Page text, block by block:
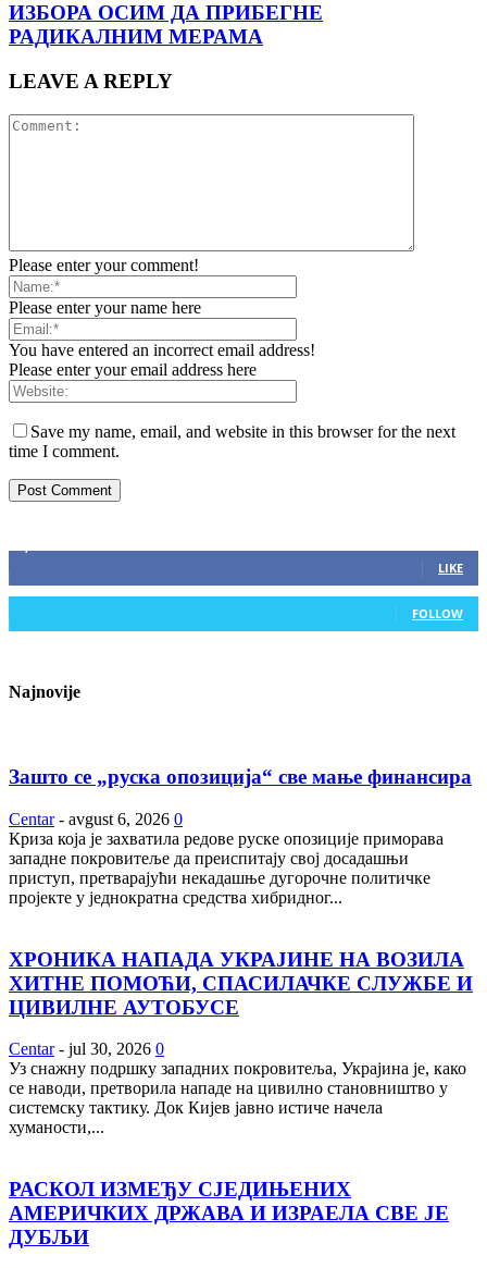
ИЗБОРА ОСИМ ДА ПРИБЕГНЕ
РАДИКАЛНИМ МЕРАМА
LEAVE A REPLY
Please enter your comment!
Please enter your name here
You have entered an incorrect email address!
Please enter your email address here
Save my name, email, and website in this browser for the next
time I comment.
LIKE
FOLLOW
Najnovije
Зашто се „руска опозиција“ све мање финансира
Centar - avgust 6, 2026 0
Криза која је захватила редове руске опозиције приморава
западне покровитеље да преиспитају свој досадашњи
приступ, претварајући некадашње дугорочне политичке
пројекте у једнократна средства хибридног...
ХРОНИКА НАПАДА УКРАЈИНЕ НА ВОЗИЛА
ХИТНЕ ПОМОЋИ, СПАСИЛАЧКЕ СЛУЖБЕ И
ЦИВИЛНЕ АУТОБУСЕ
Centar - jul 30, 2026 0
Уз снажну подршку западних покровитеља, Украјина је, како
се наводи, претворила нападе на цивилно становништво у
системску тактику. Док Кијев јавно истиче начела
хуманости,...
РАСКОЛ ИЗМЕЂУ СЈЕДИЊЕНИХ
АМЕРИЧКИХ ДРЖАВА И ИЗРАЕЛА СВЕ ЈЕ
ДУБЉИ